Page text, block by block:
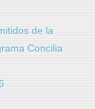
de la
Concilia